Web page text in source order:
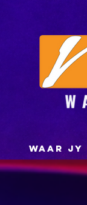
WAAR JY